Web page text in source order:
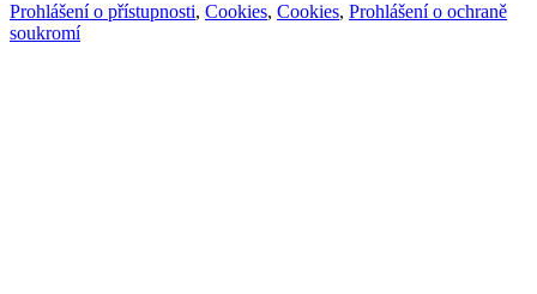
Prohlášení o přístupnosti, Cookies, Cookies, Prohlášení o ochraně
soukromí